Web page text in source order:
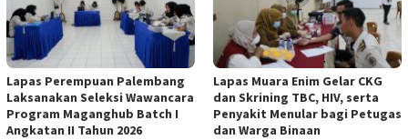
Lapas Perempuan Palembang
Laksanakan Seleksi Wawancara
Program Maganghub Batch I
Angkatan II Tahun 2026
Lapas Muara Enim Gelar CKG
dan Skrining TBC, HIV, serta
Penyakit Menular bagi Petugas
dan Warga Binaan